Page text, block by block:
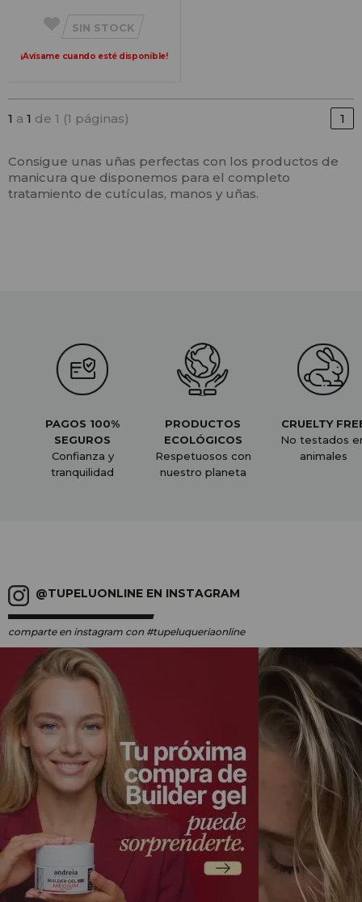
SIN STOCK
¡Avísame cuando esté disponible!
1 a 1 de 1 (1 páginas) 1
Consigue unas uñas perfectas con los productos de
manicura que disponemos para el completo
tratamiento de cutículas, manos y uñas.
PAGOS 100%
SEGUROS
Confianza y
tranquilidad
PRODUCTOS
ECOLÓGICOS
Respetuosos con
nuestro planeta
CRUELTY
No testados
animales
@TUPELUONLINE EN INSTAGRAM
comparte en instagram con #tupeluqueriaonline